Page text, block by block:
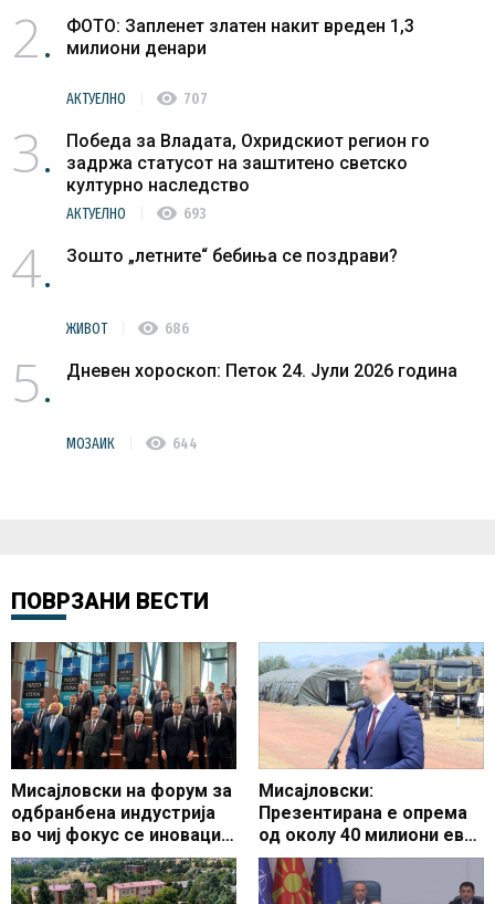
2
ФОТО: Запленет златен накит вреден 1,3
милиони денари
АКТУЕЛНО visibility 707
3
Победа за Владата, Охридскиот регион го
задржа статусот на заштитено светско
културно наследство
АКТУЕЛНО visibility 693
4 Зошто „летните“ бебиња се поздрави?
ЖИВОТ visibility 686
5 Дневен хороскоп: Петок 24. Јули 2026 година
МОЗАИК visibility 644
ПОВРЗАНИ ВЕСТИ
Мисајловски на форум за
одбранбена индустрија
во чиј фокус се иновации
и развој на одбранбената
индустрија
Мисајловски:
Презентирана е опрема
од околу 40 милиони евра
од три пакети за
модернизација на